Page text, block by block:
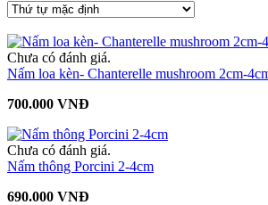
Chưa có đánh giá.
Nấm loa kèn- Chanterelle mushroom 2cm-
700.000 VNĐ
Chưa có đánh giá.
Nấm thông Porcini 2-4cm
690.000 VNĐ